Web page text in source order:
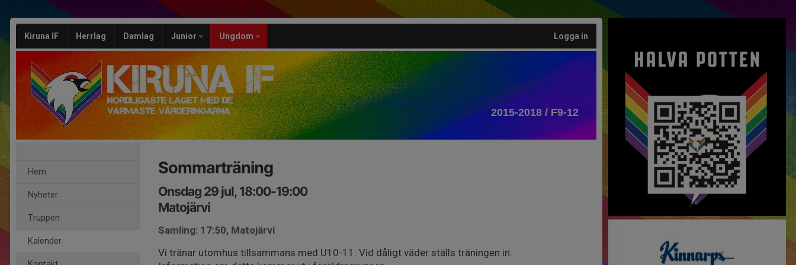
Kiruna IF Herrlag Damlag Junior Ungdom Logga in
2015-2018 / F9-12
Hem
Nyheter
Truppen
Kalender
Sommarträning
Onsdag 29 jul, 18:00-19:00
Matojärvi
Samling: 17:50, Matojärvi
Vi tränar utomhus tillsammans med U10-11. Vid dåligt väder ställs träningen in.